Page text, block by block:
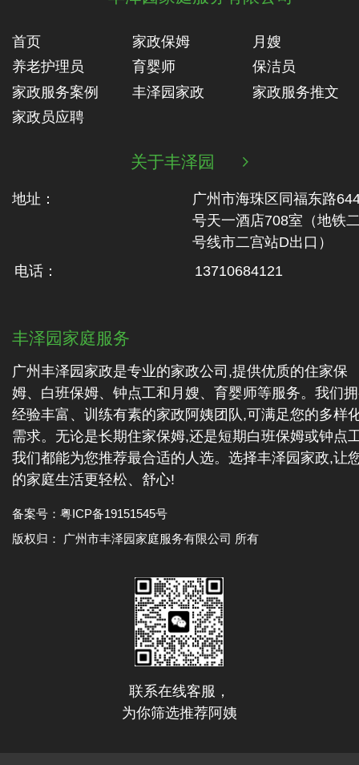
首页 家政保姆
月嫂
养老护理员
育婴师
保洁员
家政服务案例
丰泽园家政
家政服务推文
家政员应聘
关于丰泽园 
地址：
广州市海珠区同福东路
号天一酒店708室（地铁‬
号线市二‬宫站D出口）
电话：
13710684121
丰泽园家庭服务
广州丰泽园家政是专业的家政公司,提供优质的住家保
姆、白班保姆、钟点工和月嫂、育婴师等服务。我们
经验丰富、训练有素的家政阿姨团队,可满足您的多样
需求。无论是长期住家保姆,还是短期白班保姆或钟点
我们都能为您推荐最合适的人选。选择丰泽园家政,让
的家庭生活更轻松、舒心!
备案号： 粤ICP备19151545号
版权归： 广州市丰泽园家庭服务有限公司 所有
联系在线客服，
为你筛选推荐阿姨